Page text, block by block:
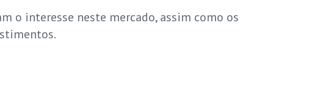
o interesse neste mercado, assim como os